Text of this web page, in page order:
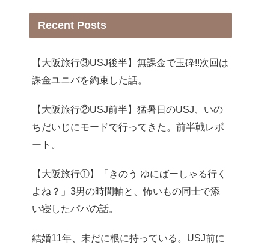
Recent Posts
【大阪旅行③USJ後半】無課金で玉砕!!次回は
課金ユニバを約束した話。
【大阪旅行②USJ前半】猛暑日のUSJ、いの
ちだいじにモードで行ってきた。前半戦レポ
ート。
【大阪旅行①】「きのう ゆにばーしゃる行く
よね？」3男の時間軸と、怖いもの同士で添
い寝したパパの話。
結婚11年、未だに根に持っている。USJ前に